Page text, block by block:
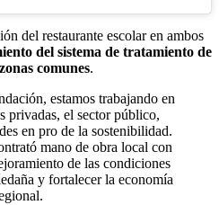
del restaurante escolar en ambos
del sistema de tratamiento de
comunes.
estamos trabajando en
privadas, el sector público,
en pro de la sostenibilidad.
mano de obra local con
de las condiciones
y fortalecer la economía